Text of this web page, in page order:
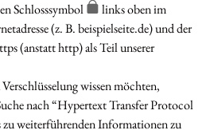
Schlosssymbol
links oben im
(z. B. beispielseite.de) und der
(anstatt http) als Teil unserer
wissen möchten,
nach “Hypertext Transfer Protocol
weiterführenden Informationen zu